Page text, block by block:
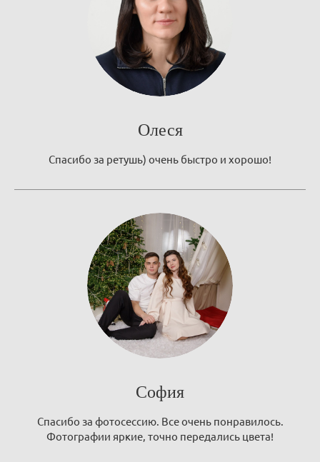
Олеся
Спасибо за ретушь) очень быстро и хорошо!
София
Спасибо за фотосессию. Все очень понравилось.
Фотографии яркие, точно передались цвета!